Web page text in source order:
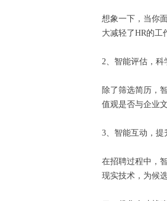
想象一下，当你
大减轻了HR的工
2、智能评估，科
除了筛选简历，
值观是否与企业
3、智能互动，提
在招聘过程中，
现实技术，为候